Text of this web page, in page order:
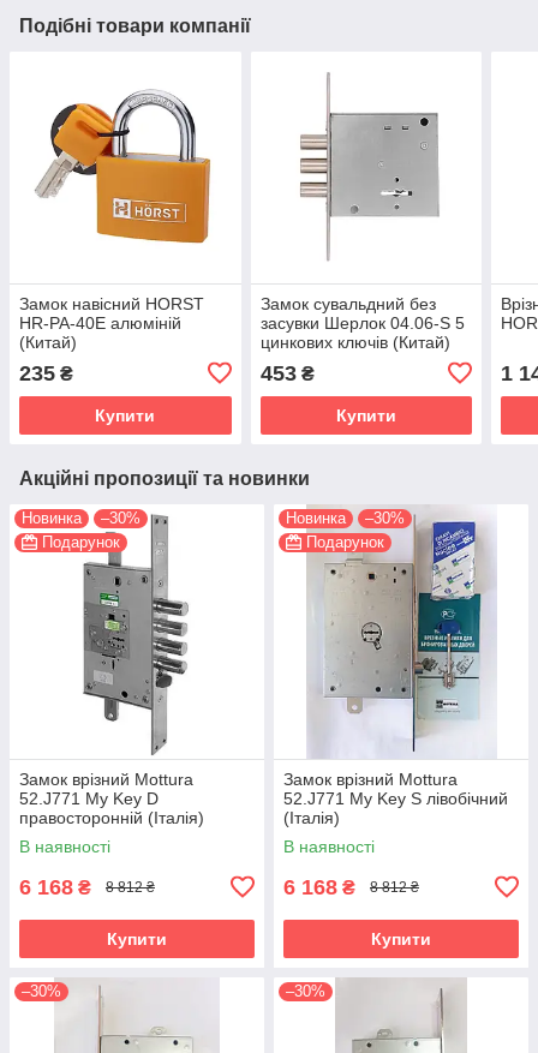
Подібні товари компанії
Замок навісний HORST
HR-PA-40E алюміній
(Китай)
235 ₴
Купити
Замок сувальдний без
засувки Шерлок 04.06-S 5
цинкових ключів (Китай)
453₴
Купити
1
Акційні пропозиції та новинки
Новинка
–30%
Подарунок
Замок врізний Mottura
52.J771 My Key D
правосторонній (Італія)
В наявності
6 168 ₴ 8 812 ₴
Купити
Новинка
–30%
Подарунок
Замок врізний Mottura
52.J771 My Key S лівобічний
(Італія)
В наявності
6 168 ₴ 8 812 ₴
Купити
–30% –30%